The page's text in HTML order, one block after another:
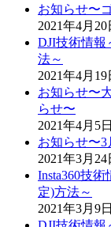
お知らせ〜
2021年4月20
DJI技術情報
法～
2021年4月19
お知らせ〜
らせ〜
2021年4月5日
お知らせ〜
2021年3月24
Insta360技
定)方法～
2021年3月9日